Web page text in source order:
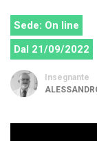
Sede: On line
Dal 21/09/2022
Insegnante